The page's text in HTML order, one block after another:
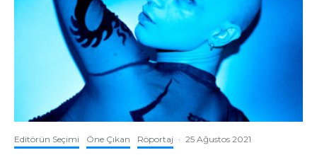
Editörün Seçimi Öne Çıkan Röportaj · 25 Ağustos 2021